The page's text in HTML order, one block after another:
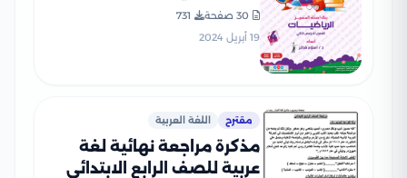
للصف الرابع الابتدائي ترم ثاني
مع الإجابات النموذجية
30 صفحة
731
19 أبريل 2024
مقترح اللغة العربية
مذكرة مراجعة نهائية لغة
عربية للصف الرابع الابتدائي